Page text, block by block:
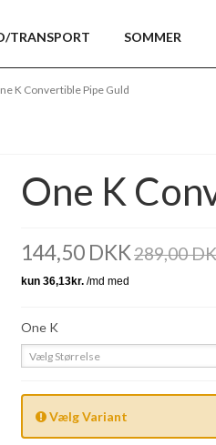
TRANSPORT SOMMER
K Convertible Pipe Guld
One K
144,50 DKK289,00
One K
Vælg Størrelse
Vælg Variant